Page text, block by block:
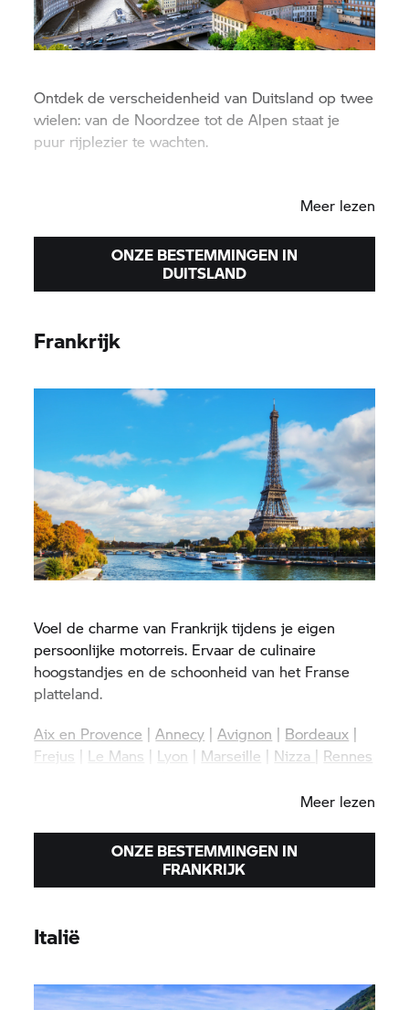
Ontdek de verscheidenheid van Duitsland op twee
wielen: van de Noordzee tot de Alpen staat je
puur rijplezier te wachten.
Meer lezen
ONZE BESTEMMINGEN IN
DUITSLAND
Frankrijk
Voel de charme van Frankrijk tijdens je eigen
persoonlijke motorreis. Ervaar de culinaire
hoogstandjes en de schoonheid van het Franse
platteland.
Aix en Provence |Annecy |Avignon | Bordeaux |
Frejus | Le Mans | Lyon | Marseille | Nizza | Rennes
Meer lezen
ONZE BESTEMMINGEN IN
FRANKRIJK
Italië